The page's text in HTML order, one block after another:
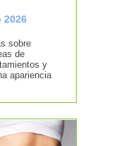
2026
sobre
de
y
apariencia